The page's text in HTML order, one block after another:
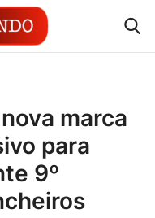
marca
para
9º